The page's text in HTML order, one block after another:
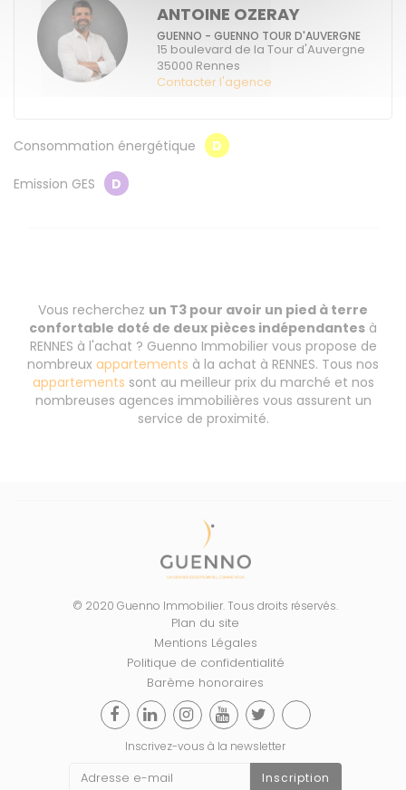
ANTOINE OZERAY
GUENNO - GUENNO TOUR D'AUVERGNE
15 boulevard de la Tour d'Auvergne
35000 Rennes
Contacter l'agence
Consommation énergétique D
Emission GES D
Vous recherchez un T3 pour avoir un pied à terre
confortable doté de deux pièces indépendantes à
RENNES à l'achat ? Guenno Immobilier vous propose de
nombreux appartements à la achat à RENNES. Tous nos
appartements sont au meilleur prix du marché et nos
nombreuses agences immobilières vous assurent un
service de proximité.
© 2020 Guenno Immobilier. Tous droits réservés.
Plan du site
Mentions Légales
Politique de confidentialité
Barème honoraires
Inscrivez-vous à la newsletter
Inscription